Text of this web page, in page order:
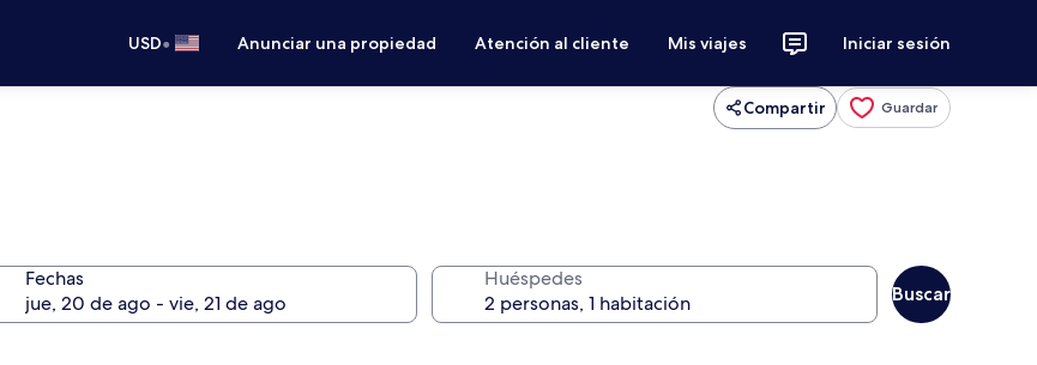
USD• Anunciar una propiedad Atención al cliente Mis viajes Iniciar sesión
Compartir Guardar
Fechas Huéspedes
Buscar